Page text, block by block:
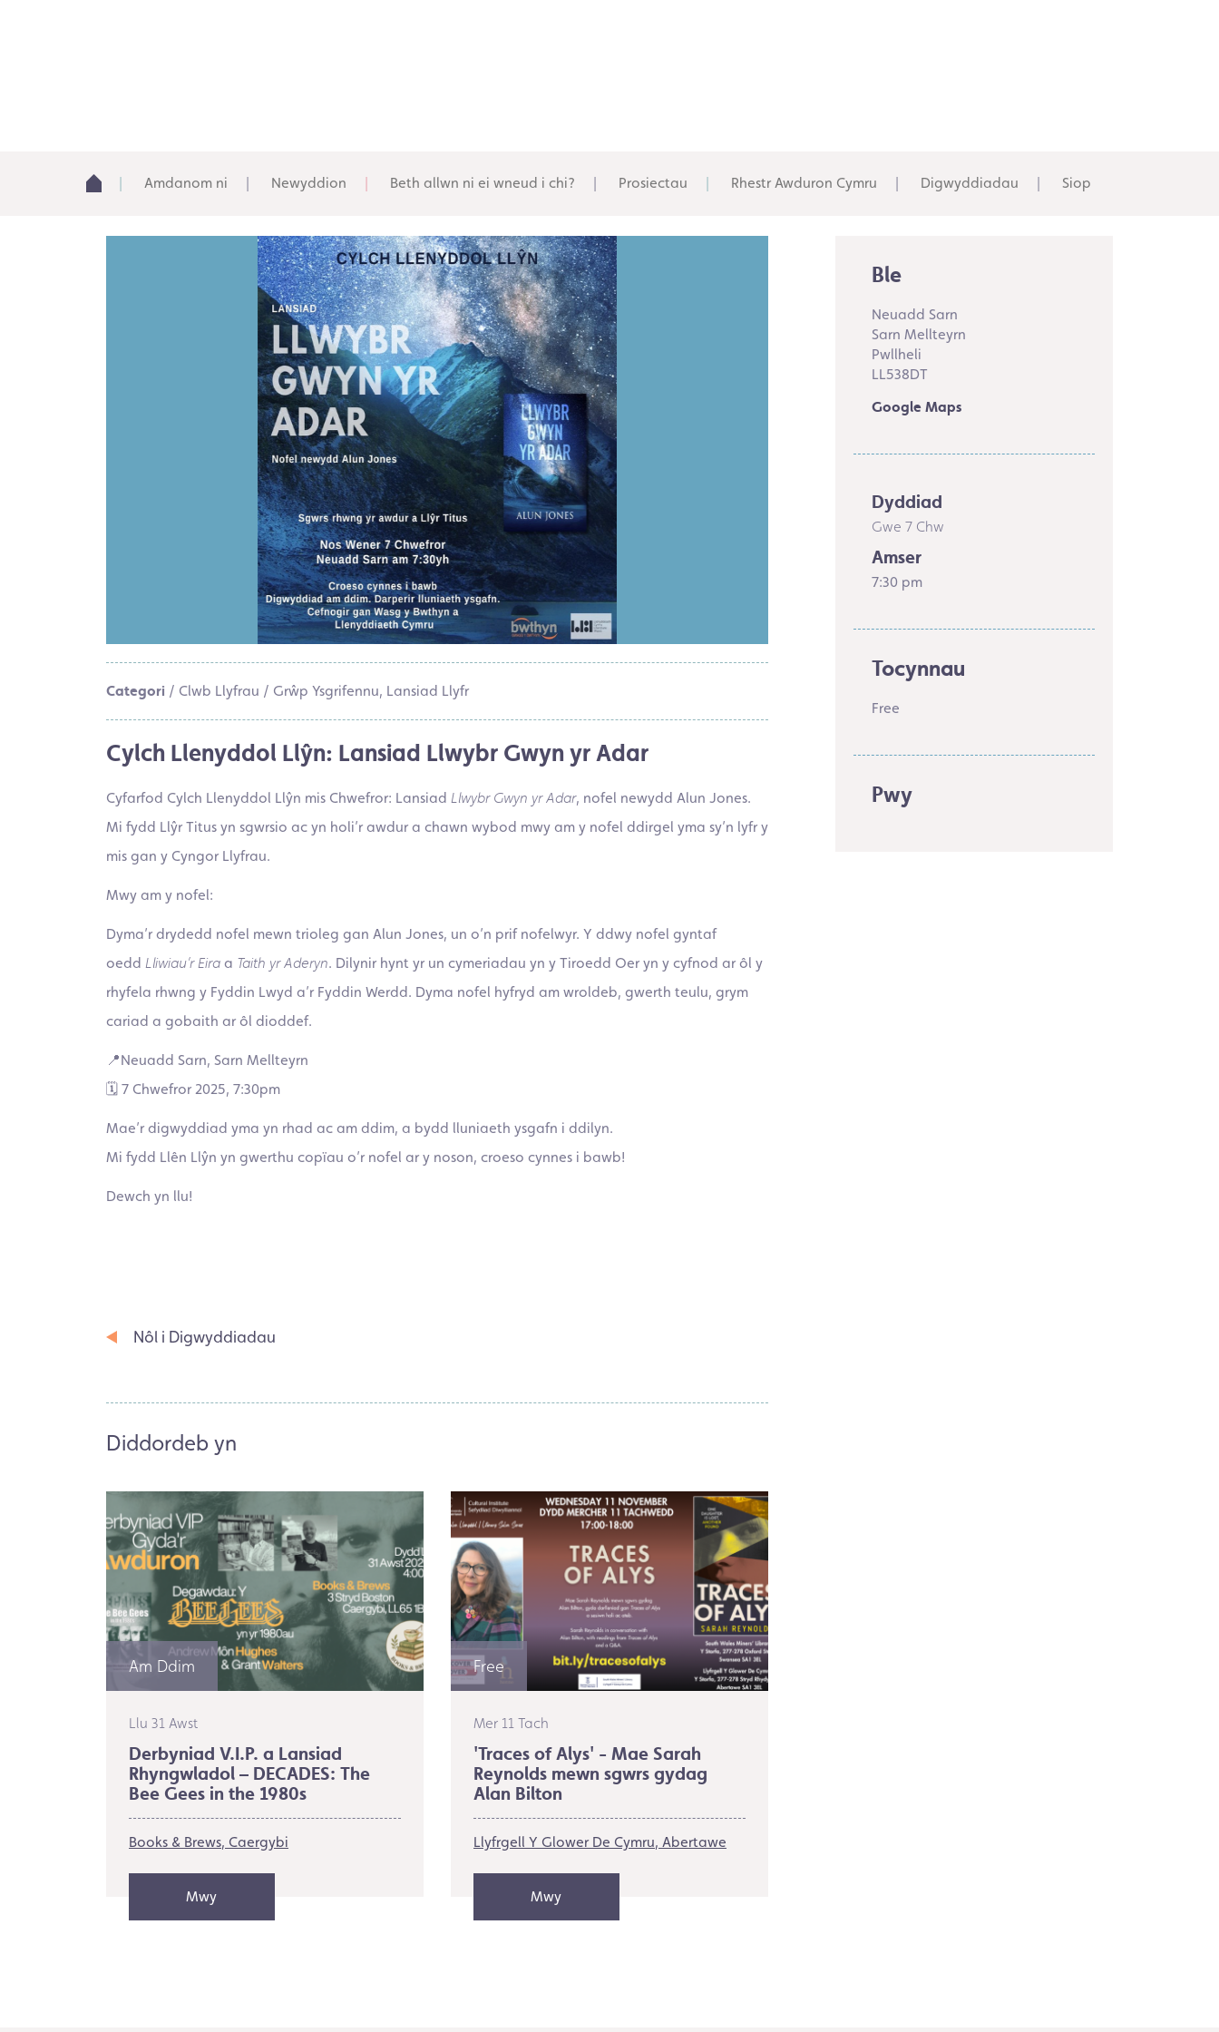
Amdanom ni Newyddion Beth allwn ni ei wneud i chi? Prosiectau Rhestr Awduron Cymru Digwyddiadau Siop
Categori / Clwb Llyfrau / Grŵp Ysgrifennu, Lansiad Llyfr
Cylch Llenyddol Llŷn: Lansiad Llwybr Gwyn yr Adar
Cyfarfod Cylch Llenyddol Llŷn mis Chwefror: Lansiad Llwybr Gwyn yr Adar, nofel newydd Alun Jones.
Mi fydd Llŷr Titus yn sgwrsio ac yn holi’r awdur a chawn wybod mwy am y nofel ddirgel yma sy’n lyfr y
mis gan y Cyngor Llyfrau.
Mwy am y nofel:
Dyma’r drydedd nofel mewn trioleg gan Alun Jones, un o’n prif nofelwyr. Y ddwy nofel gyntaf
oedd Lliwiau’r Eira a Taith yr Aderyn. Dilynir hynt yr un cymeriadau yn y Tiroedd Oer yn y cyfnod ar ôl y
rhyfela rhwng y Fyddin Lwyd a’r Fyddin Werdd. Dyma nofel hyfryd am wroldeb, gwerth teulu, grym
cariad a gobaith ar ôl dioddef.
📍Neuadd Sarn, Sarn Mellteyrn
🗓 7 Chwefror 2025, 7:30pm
Mae’r digwyddiad yma yn rhad ac am ddim, a bydd lluniaeth ysgafn i ddilyn.
Mi fydd Llên Llŷn yn gwerthu copïau o’r nofel ar y noson, croeso cynnes i bawb!
Dewch yn llu!
Nôl i Digwyddiadau
Diddordeb yn
Am Ddim
Llu 31 Awst
Derbyniad V.I.P. a Lansiad
Rhyngwladol – DECADES: The
Bee Gees in the 1980s
Books & Brews Caergybi
Mwy
Free
Mer 11 Tach
'Traces of Alys' - Mae Sarah
Reynolds mewn sgwrs gydag
Alan Bilton
Llyfrgell Y Glower De Cymru Abertawe
Mwy
Ble
Neuadd Sarn
Sarn Mellteyrn
Pwllheli
LL538DT
Google Maps
Dyddiad
Gwe 7 Chw
Amser
7:30 pm
Tocynnau
Free
Pwy